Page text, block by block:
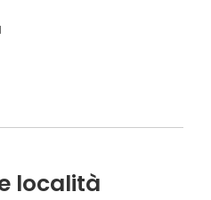
località